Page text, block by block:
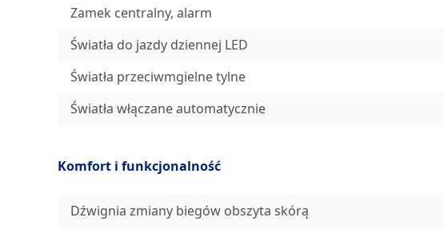
Zamek centralny, alarm
Światła do jazdy dziennej LED
Światła przeciwmgielne tylne
Światła włączane automatycznie
Komfort i funkcjonalność
Dźwignia zmiany biegów obszyta skórą